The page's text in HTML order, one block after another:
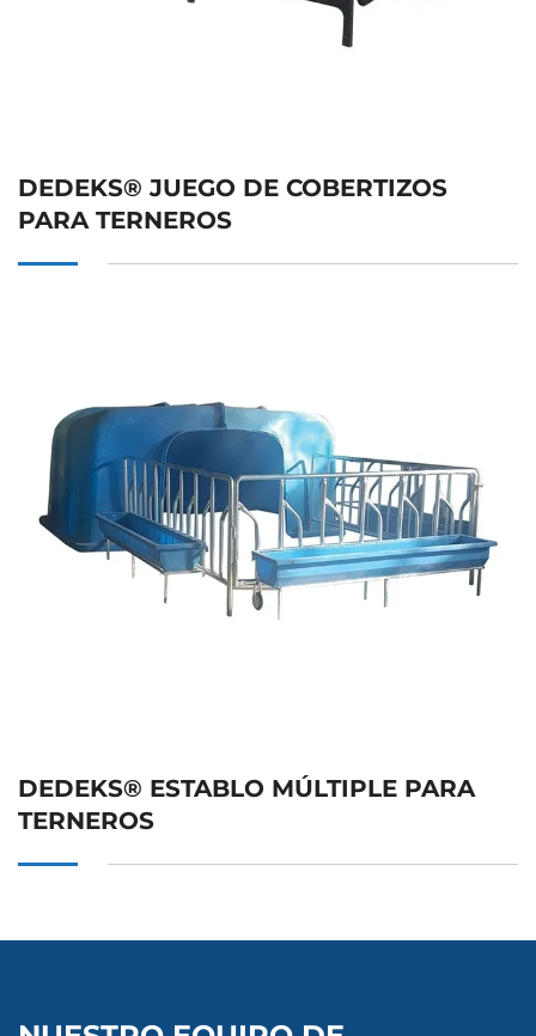
DEDEKS® JUEGO DE COBERTIZOS
PARA TERNEROS
DEDEKS® ESTABLO MÚLTIPLE PARA
TERNEROS